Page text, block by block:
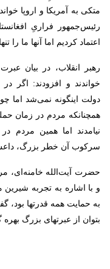
متکی به آمریکا و اروپا
رئیس‌جمهور فراریِ
اعتماد کردیم اما آنها ما را
رهبر انقلاب، در بیان
خواندند و افزودند: اگر
دولت اینگونه نمی‌شد اما
همچنانکه مردم در زمان
نیامدند اما همین مردم
سرکوب آن خطر بزرگ، داعش
حضرت آیت‌الله خامنه‌ای،
و با اشاره به تجربه
به حمایت همه قدرتها بود،
بتوان از عبرتهای بزرگ